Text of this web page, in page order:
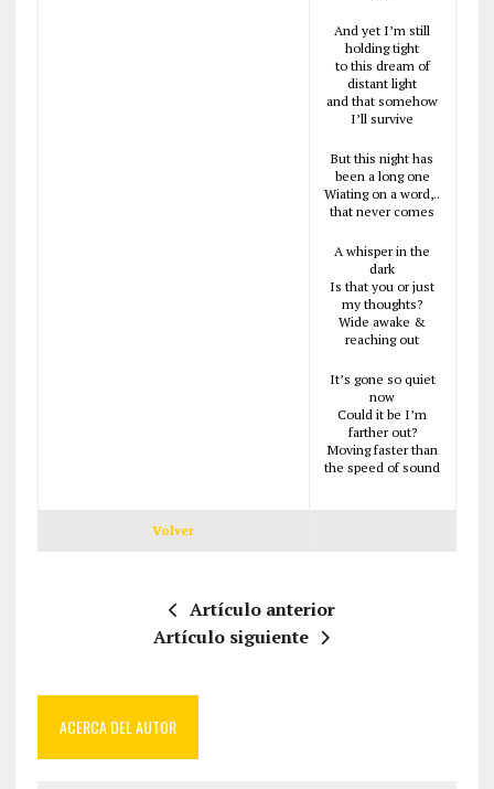
And yet I’m still
holding tight
to this dream of
distant light
and that somehow
I’ll survive
But this night has
been a long one
Wiating on a word,..
that never comes
A whisper in the
dark
Is that you or just
my thoughts?
Wide awake &
reaching out
It’s gone so quiet
now
Could it be I’m
farther out?
Moving faster than
the speed of sound
Volver
Artículo anterior
Artículo siguiente
ACERCA DEL AUTOR